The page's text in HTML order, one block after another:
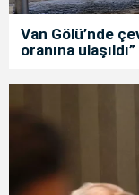
Van Gölü’nde
oranına ulaşıldı”